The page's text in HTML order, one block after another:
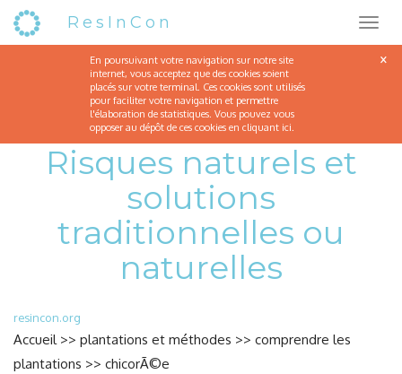
ResInCon
En poursuivant votre navigation sur notre site
internet, vous acceptez que des cookies soient
placés sur votre terminal. Ces cookies sont utilisés
pour faciliter votre navigation et permettre
l'élaboration de statistiques. Vous pouvez vous
opposer au dépôt de ces cookies en cliquant ici.
×
C'est le mois de faire les semis: haricot vert nain Ã filet rudy
Risques naturels et
solutions
traditionnelles ou
naturelles
resincon.org
Accueil>> plantations et méthodes >> comprendre les
plantations >> chicorÃ©e